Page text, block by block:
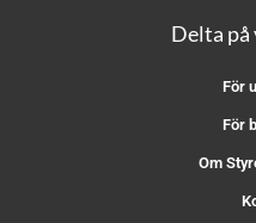
Delta på
För
För
Om